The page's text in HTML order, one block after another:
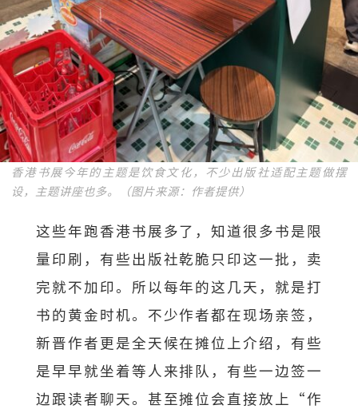
香港书展今年的主题是饮食文化，不少出版社适配主题做摆
设，主题讲座也多。（图片来源：作者提供）
这些年跑香港书展多了，知道很多书是限
量印刷，有些出版社乾脆只印这一批，卖
完就不加印。所以每年的这几天，就是打
书的黄金时机。不少作者都在现场亲签，
新晋作者更是全天候在摊位上介绍，有些
是早早就坐着等人来排队，有些一边签一
边跟读者聊天。甚至摊位会直接放上“作